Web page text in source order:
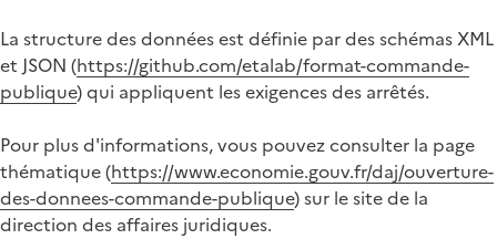
La structure des données est définie par des schémas XML
et JSON (https://github.com/etalab/format-commande-
publique) qui appliquent les exigences des arrêtés.
Pour plus d'informations, vous pouvez consulter la page
thématique (https://www.economie.gouv.fr/daj/ouverture-
des-donnees-commande-publique) sur le site de la
direction des affaires juridiques.